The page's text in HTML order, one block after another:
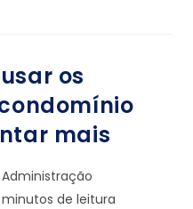
os
mais
Administração
de leitura